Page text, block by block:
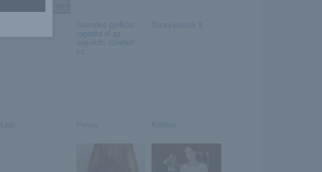
Csendes gyilkos
ragadta el az
anyukát, tüneteit
sz...
Sunci-puncik 8
Lexi Penny Katrina